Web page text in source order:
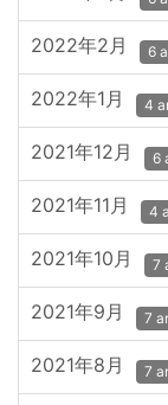
2022年2月 6
2022年1月 4
2021年12月 6
2021年11月 4
2021年10月 7
2021年9月 7
2021年8月 7